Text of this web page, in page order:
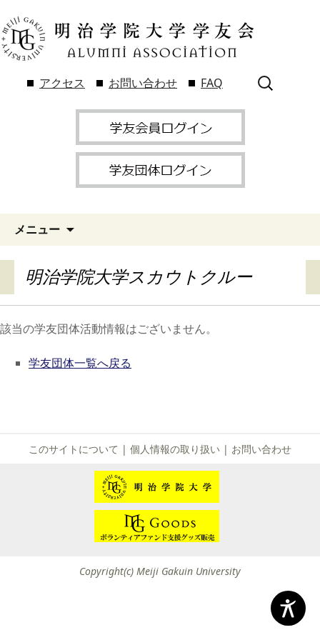
アクセス お問い合わせ FAQ
検
索:
メニュー
明治学院大学スカウトクルー
該当の学友団体活動情報はございません。
学友団体一覧へ戻る
このサイトについて | 個人情報の取り扱い | お問い合わせ
Copyright(c) Meiji Gakuin University